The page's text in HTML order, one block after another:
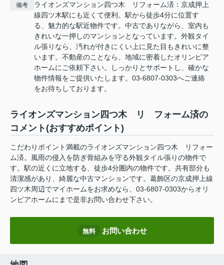
備考
ライオンズマンション四つ木 リフォーム済：京成押上
線四ツ木駅にも近くて便利。駅から徒歩4分に位置す
る、魅力的な駅近物件です。中古でありながら、室内も
きれいな一押しのマンションとなっています。外観タイ
ル張りなら、汚れが付きにくい上に見た目もきれいに整
います。不動産のことなら、地域に密着したオリンピア
ホームにご依頼下さい。しっかりとサポートし、確かな
物件情報をご提供いたします。03-6807-0303へご連絡
をお待ちしております。
ライオンズマンション四つ木 リ フォーム済の
コメント(おすすめポイント)
こだわりポイント満載のライオンズマンション四つ木 リフォー
ム済。風雨の侵入を防ぎ骨組みを守る外観タイル張りの物件で
す。駅の近くに立地する、徒歩4分圏内の物件です。共有部分も
清潔感があり、綺麗な中古マンションです。葛飾区の京成押上線
四ツ木周辺でマイホームをお求めなら、03-6807-0303からオリ
ンピアホームにまで是非お問い合わせ下さい。
無料 お問い合わせ